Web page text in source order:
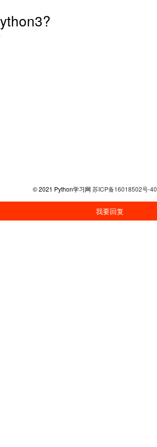
© 2021 Python学习网 苏ICP备16018502号-40
我要回复